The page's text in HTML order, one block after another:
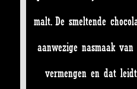
malt. De smeltende
aanwezige nasmaak
vermengen en dat